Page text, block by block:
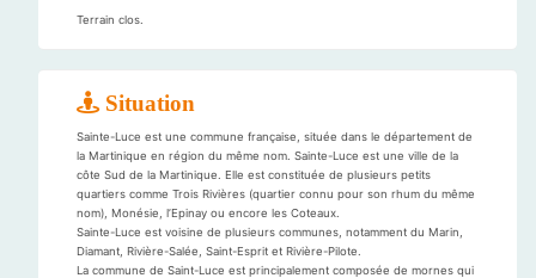
Terrain clos.
Situation
Sainte-Luce est une commune française, située dans le département de
la Martinique en région du même nom. Sainte-Luce est une ville de la
côte Sud de la Martinique. Elle est constituée de plusieurs petits
quartiers comme Trois Rivières (quartier connu pour son rhum du même
nom), Monésie, l’Epinay ou encore les Coteaux.
Sainte-Luce est voisine de plusieurs communes, notamment du Marin,
Diamant, Rivière-Salée, Saint-Esprit et Rivière-Pilote.
La commune de Saint-Luce est principalement composée de mornes qui